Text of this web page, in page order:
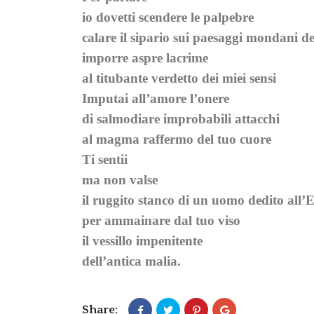
io dovetti scendere le palpebre
calare il sipario sui paesaggi mondani
imporre aspre lacrime
al titubante verdetto dei miei sensi
Imputai all’amore l’onere
di salmodiare improbabili attacchi
al magma raffermo del tuo cuore
Ti sentii
ma non valse
il ruggito stanco di un uomo dedito
per ammainare dal tuo viso
il vessillo impenitente
dell’antica malia.
Share: